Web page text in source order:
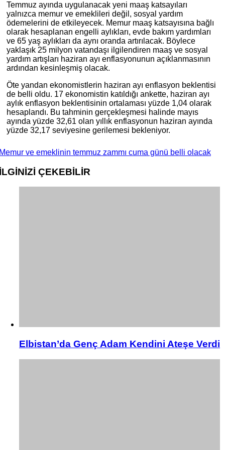
Temmuz ayında uygulanacak yeni maaş katsayıları
yalnızca memur ve emeklileri değil, sosyal yardım
ödemelerini de etkileyecek. Memur maaş katsayısına bağlı
olarak hesaplanan engelli aylıkları, evde bakım yardımları
ve 65 yaş aylıkları da aynı oranda artırılacak. Böylece
yaklaşık 25 milyon vatandaşı ilgilendiren maaş ve sosyal
yardım artışları haziran ayı enflasyonunun açıklanmasının
ardından kesinleşmiş olacak.
Öte yandan ekonomistlerin haziran ayı enflasyon beklentisi
de belli oldu. 17 ekonomistin katıldığı ankette, haziran ayı
aylık enflasyon beklentisinin ortalaması yüzde 1,04 olarak
hesaplandı. Bu tahminin gerçekleşmesi halinde mayıs
ayında yüzde 32,61 olan yıllık enflasyonun haziran ayında
yüzde 32,17 seviyesine gerilemesi bekleniyor.
ve emeklinin temmuz zammı cuma günü belli olacak
ÇEKEBİLİR
Elbistan’da Genç Adam Kendini Ateşe Verdi